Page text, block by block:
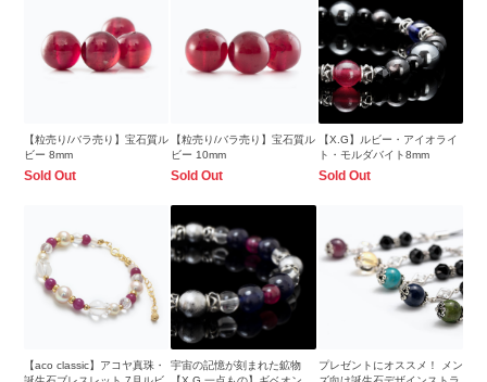
【粒売り/バラ売り】宝石質ル
ビー 8mm
Sold Out
【粒売り/バラ売り】宝石質ル
ビー 10mm
Sold Out
【X.G】ルビー・アイオライ
ト・モルダバイト8mm
Sold Out
【aco classic】アコヤ真珠・
宇宙の記憶が刻まれた鉱物
プレゼントにオススメ！ メン